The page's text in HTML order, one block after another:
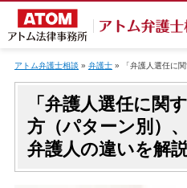
アトム弁護士相談 » 弁護士» 「弁護人選任に
「弁護人選任に関
方（パターン別）
弁護人の違いを解説